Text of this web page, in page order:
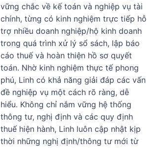
vững chắc về kế toán và nghiệp vụ tài
chính, từng có kinh nghiệm trực tiếp hỗ
trợ nhiều doanh nghiệp/hộ kinh doanh
trong quá trình xử lý sổ sách, lập báo
cáo thuế và hoàn thiện hồ sơ quyết
toán. Nhờ kinh nghiệm thực tế phong
phú, Linh có khả năng giải đáp các vấn
đề nghiệp vụ một cách rõ ràng, dễ
hiểu. Không chỉ nắm vững hệ thống
thông tư, nghị định và các quy định
thuế hiện hành, Linh luôn cập nhật kịp
thời những nghị định/thông tư mới từ